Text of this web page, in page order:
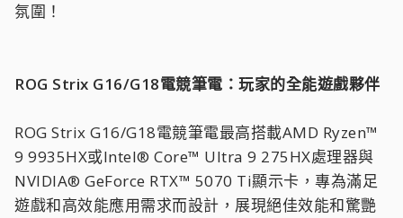
氛圍！
ROG Strix G16/G18電競筆電：玩家的全能遊戲夥伴
ROG Strix G16/G18電競筆電最高搭載AMD Ryzen™
9 9935HX或Intel® Core™ Ultra 9 275HX處理器與
NVIDIA® GeForce RTX™ 5070 Ti顯示卡，專為滿足
遊戲和高效能應用需求而設計，展現絕佳效能和驚艷